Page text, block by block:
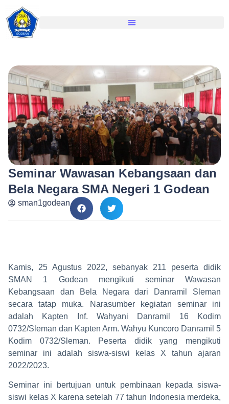
Seminar Wawasan Kebangsaan dan
Bela Negara SMA Negeri 1 Godean
sman1godean
Kamis, 25 Agustus 2022, sebanyak 211 peserta didik
SMAN 1 Godean mengikuti seminar Wawasan
Kebangsaan dan Bela Negara dari Danramil Sleman
secara tatap muka. Narasumber kegiatan seminar ini
adalah Kapten Inf. Wahyani Danramil 16 Kodim
0732/Sleman dan Kapten Arm. Wahyu Kuncoro Danramil 5
Kodim 0732/Sleman. Peserta didik yang mengikuti
seminar ini adalah siswa-siswi kelas X tahun ajaran
2022/2023.
Seminar ini bertujuan untuk pembinaan kepada siswa-
siswi kelas X karena setelah 77 tahun Indonesia merdeka,